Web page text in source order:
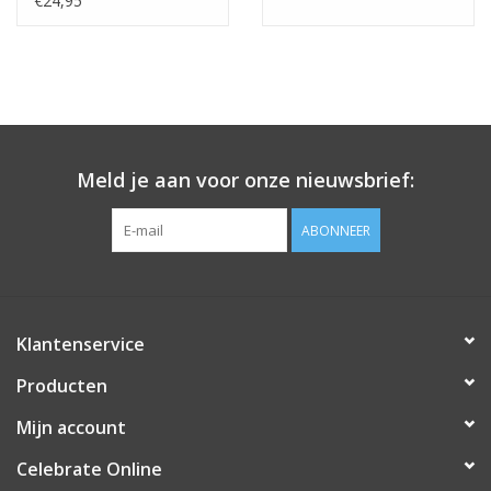
Meld je aan voor onze nieuwsbrief:
ABONNEER
Klantenservice
Producten
Mijn account
Celebrate Online